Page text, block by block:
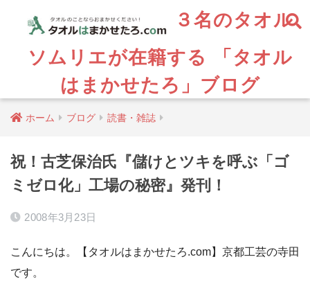
３名のタオル
ソムリエが在籍する 「タオル
はまかせたろ」ブログ
ホーム ブログ 読書・雑誌
祝！古芝保治氏『儲けとツキを呼ぶ「ゴ
ミゼロ化」工場の秘密』発刊！
2008年3月23日
こんにちは。【タオルはまかせたろ.com】京都工芸の寺田
です。